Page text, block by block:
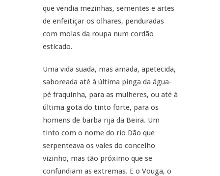
que vendia mezinhas, sementes e artes
de enfeitiçar os olhares, penduradas
com molas da roupa num cordão
esticado.
Uma vida suada, mas amada, apetecida,
saboreada até à última pinga da água-
pé fraquinha, para as mulheres, ou até à
última gota do tinto forte, para os
homens de barba rija da Beira. Um
tinto com o nome do rio Dão que
serpenteava os vales do concelho
vizinho, mas tão próximo que se
confundiam as extremas. E o Vouga, o